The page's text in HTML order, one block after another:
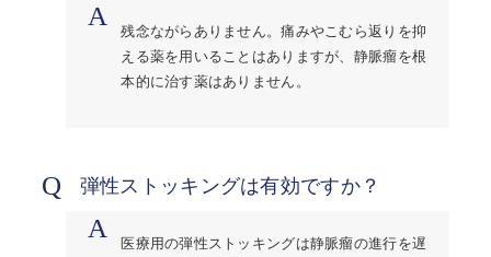
A
残念ながらありません。痛みやこむら返りを抑
える薬を用いることはありますが、静脈瘤を根
本的に治す薬はありません。
Q 弾性ストッキングは有効ですか？
A
医療用の弾性ストッキングは静脈瘤の進行を遅